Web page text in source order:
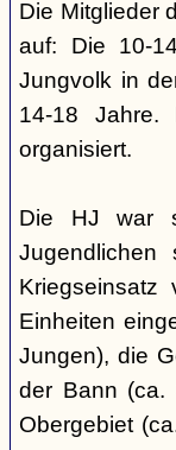
Die Mitglieder
auf: Die 10-
Jungvolk in
14-18 Jahre.
organisiert.
Die HJ war
Kriegseinsatz
Einheiten
Jungen), die
der Bann (ca.
Obergebiet